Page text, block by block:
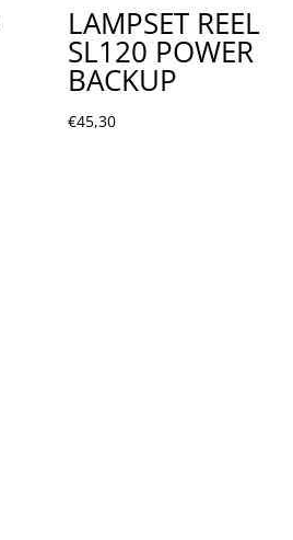
LAMPSET REEL
SL120 POWER
BACKUP
€45,30